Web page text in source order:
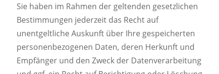
Sie haben im Rahmen der geltenden gesetzlichen
Bestimmungen jederzeit das Recht auf
unentgeltliche Auskunft über Ihre gespeicherten
personenbezogenen Daten, deren Herkunft und
Empfänger und den Zweck der Datenverarbeitung